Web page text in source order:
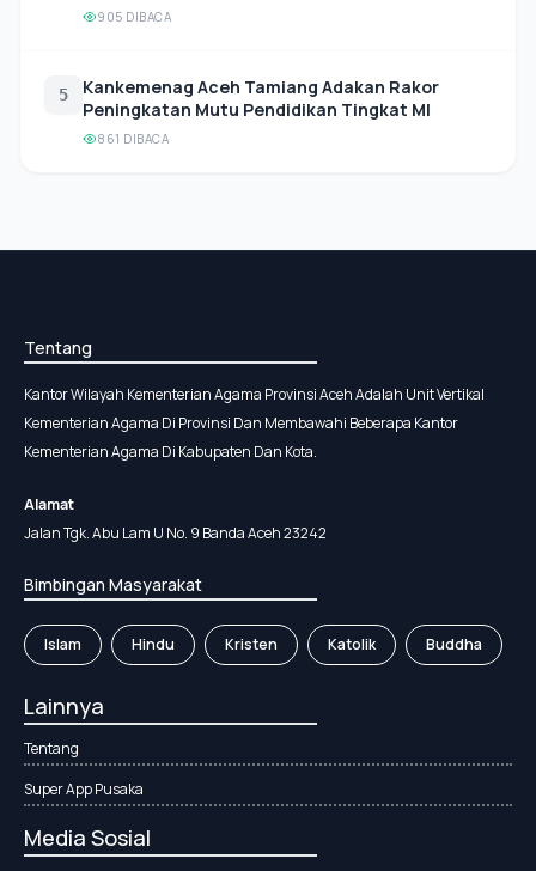
905 DIBACA
5
Kankemenag Aceh Tamiang Adakan Rakor
Peningkatan Mutu Pendidikan Tingkat MI
861 DIBACA
Tentang
Kantor Wilayah Kementerian Agama Provinsi Aceh Adalah Unit Vertikal
Kementerian Agama Di Provinsi Dan Membawahi Beberapa Kantor
Kementerian Agama Di Kabupaten Dan Kota.
Alamat
Jalan Tgk. Abu Lam U No. 9 Banda Aceh 23242
Bimbingan Masyarakat
Islam Hindu Kristen Katolik Buddha
Lainnya
Tentang
Super App Pusaka
Media Sosial